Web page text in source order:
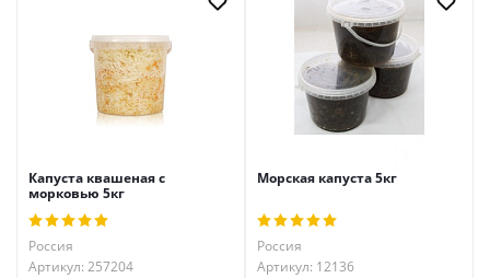
Капуста квашеная с
морковью 5кг
Россия
Артикул: 257204
Морская капуста 5кг
Россия
Артикул: 12136